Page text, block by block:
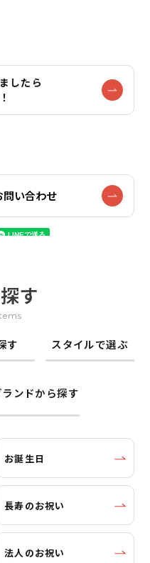
したら
問い合わせ
す
す スタイルで選ぶ
ランドから探す
お誕生日
長寿のお祝い
法人のお祝い